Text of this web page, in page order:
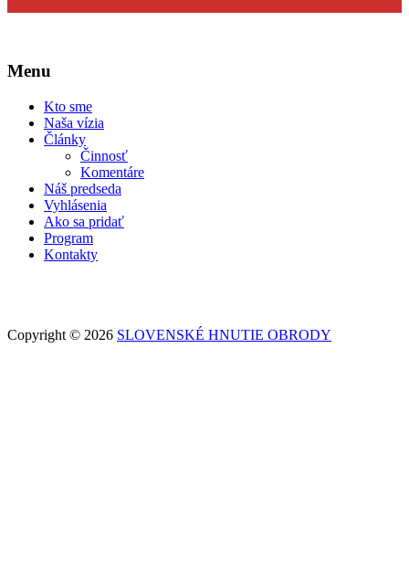
Menu
Kto sme
Naša vízia
Články
Činnosť
Komentáre
Náš predseda
Vyhlásenia
Ako sa pridať
Program
Kontakty
Copyright © 2026 SLOVENSKÉ HNUTIE OBRODY